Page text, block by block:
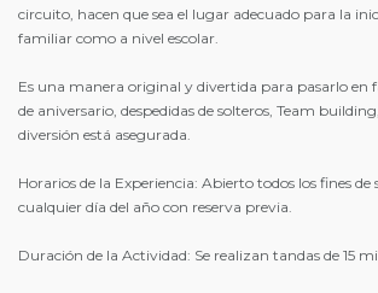
circuito, hacen que sea el lugar adecuado para la
familiar como a nivel escolar.
Es una manera original y divertida para pasarlo en
de aniversario, despedidas de solteros, Team
diversión está asegurada.
Horarios de la Experiencia: Abierto todos los fines de
cualquier día del año con reserva previa.
Duración de la Actividad: Se realizan tandas de 15